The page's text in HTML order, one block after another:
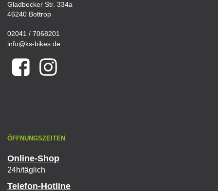
Gladbecker Str. 334a
46240 Bottrop
02041 / 7068201
info@ks-bikes.de
ÖFFNUNGSZEITEN
Online-Shop
24h/täglich
Telefon-Hotline